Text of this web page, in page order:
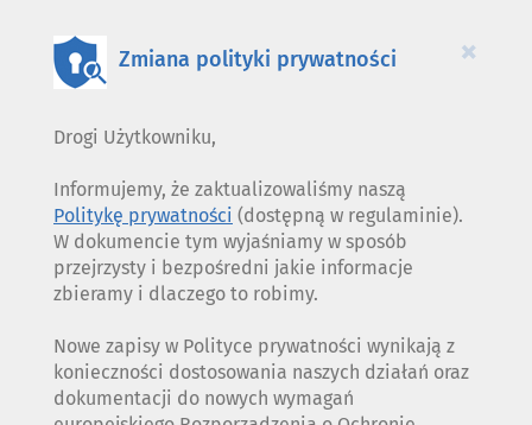
×
Zmiana polityki prywatności
Drogi Użytkowniku,
Informujemy, że zaktualizowaliśmy naszą
Politykę prywatności (dostępną w regulaminie).
W dokumencie tym wyjaśniamy w sposób
przejrzysty i bezpośredni jakie informacje
zbieramy i dlaczego to robimy.
Nowe zapisy w Polityce prywatności wynikają z
konieczności dostosowania naszych działań oraz
dokumentacji do nowych wymagań